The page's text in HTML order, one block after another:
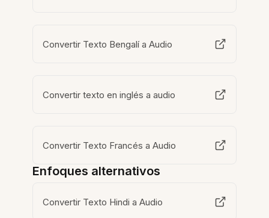
Convertir Texto Bengalí a Audio
Convertir texto en inglés a audio
Convertir Texto Francés a Audio
Enfoques alternativos
Convertir Texto Hindi a Audio